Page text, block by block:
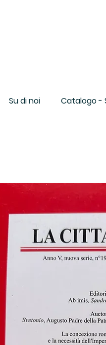
Su di noi Catalogo -